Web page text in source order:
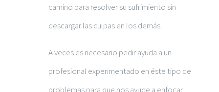
camino para resolver su sufrimiento sin
descargar las culpas en los demás.
A veces es necesario pedir ayuda a un
profesional experimentado en éste tipo de
problemas para que nos ayude a enfocar